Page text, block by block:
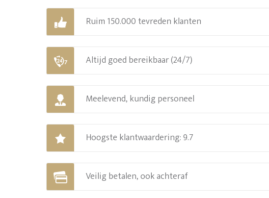
Ruim 150.000 tevreden klanten
Altijd goed bereikbaar (24/7)
Meelevend, kundig personeel
Hoogste klantwaardering: 9.7
Veilig betalen, ook achteraf